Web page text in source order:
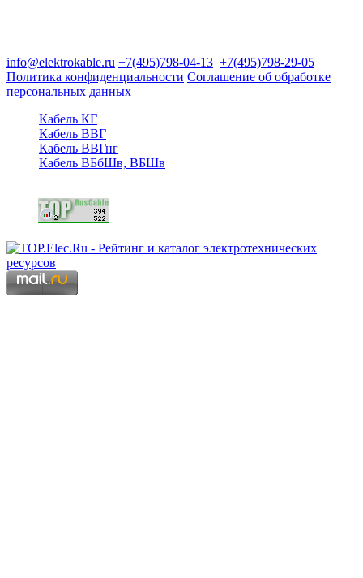
info@elektrokable.ru +7(495)798-04-13 +7(495)798-29-05
Политика конфиденциальности Соглашение об обработке
персональных данных
Кабель КГ
Кабель ВВГ
Кабель ВВГнг
Кабель ВБбШв, ВБШв